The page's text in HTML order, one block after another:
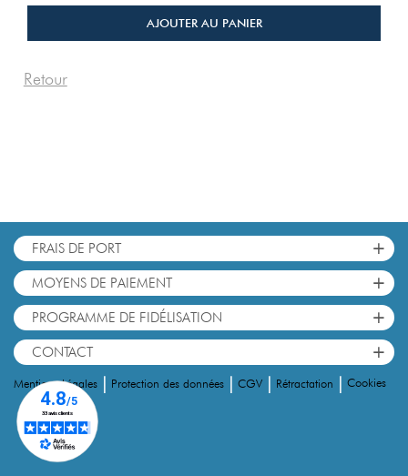
AJOUTER AU PANIER
Retour
FRAIS DE PORT +
MOYENS DE PAIEMENT +
PROGRAMME DE FIDÉLISATION +
CONTACT +
Mentions Légales | Protection des données | CGV | Rétractation | Cookies